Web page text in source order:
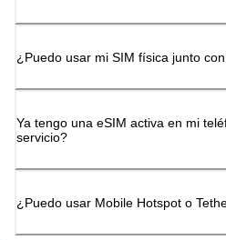
¿Puedo usar mi SIM física junto
Ya tengo una eSIM activa en mi
servicio?
¿Puedo usar Mobile Hotspot o